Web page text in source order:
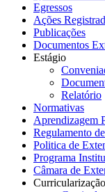
Egressos
Ações
Publicações
Documentos
Estágio
Relatório
Normativas
Aprendizagem
Regulamento
Politica de
Programa
Câmara de